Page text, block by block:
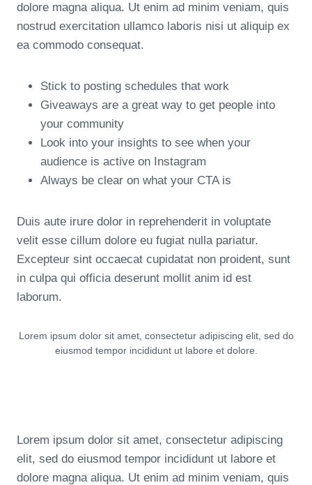
dolore magna aliqua. Ut enim ad minim veniam, quis
nostrud exercitation ullamco laboris nisi ut aliquip ex
ea commodo consequat.
Stick to posting schedules that work
Giveaways are a great way to get people into
your community
Look into your insights to see when your
audience is active on Instagram
Always be clear on what your CTA is
Duis aute irure dolor in reprehenderit in voluptate
velit esse cillum dolore eu fugiat nulla pariatur.
Excepteur sint occaecat cupidatat non proident, sunt
in culpa qui officia deserunt mollit anim id est
laborum.
Lorem ipsum dolor sit amet, consectetur adipiscing elit, sed do
eiusmod tempor incididunt ut labore et dolore.
Lorem ipsum dolor sit amet, consectetur adipiscing
elit, sed do eiusmod tempor incididunt ut labore et
dolore magna aliqua. Ut enim ad minim veniam, quis